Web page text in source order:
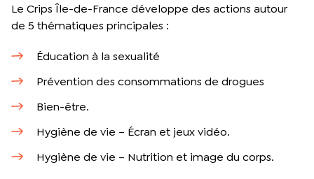
Le Crips Île-de-France développe des actions autour
de 5 thématiques principales :
Éducation à la sexualité
Prévention des consommations de drogues
Bien-être.
Hygiène de vie – Écran et jeux vidéo.
Hygiène de vie – Nutrition et image du corps.